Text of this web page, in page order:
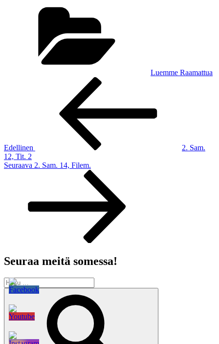
Luemme Raamattua
Edellinen
2. Sam.
12, Tit. 2
Seuraava
Seuraava 2. Sam. 14, Filem.
Seuraa meitä somessa!
Etsi: